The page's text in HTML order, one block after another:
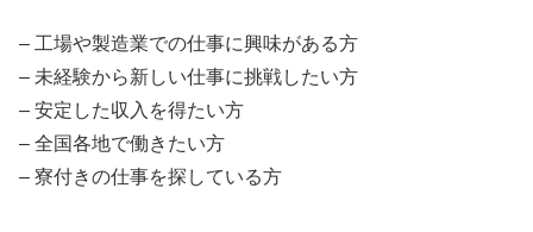
– 工場や製造業での仕事に興味がある方
– 未経験から新しい仕事に挑戦したい方
– 安定した収入を得たい方
– 全国各地で働きたい方
– 寮付きの仕事を探している方